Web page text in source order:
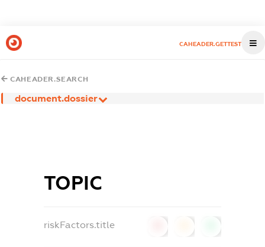
CAHEADER.GETTEST
CAHEADER.SEARCH
document.dossier
ТОРІС
riskFactors.title